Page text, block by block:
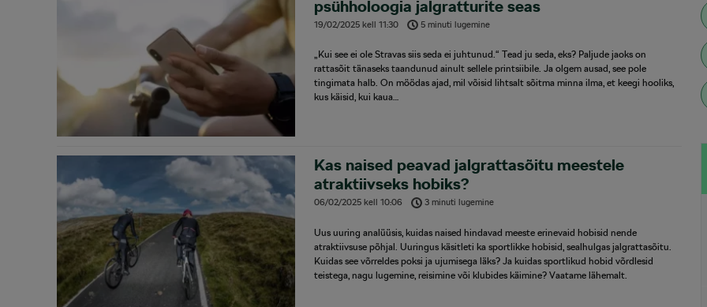
psühholoogia jalgratturite seas
19/02/2025 kell11:30 5 minuti lugemine
„Kui see ei ole Stravas siis seda ei juhtunud.“ Tead ju seda, eks? Paljude jaoks on
rattasõit tänaseks taandunud ainult sellele printsiibile. Ja olgem ausad, see pole
tingimata halb. On möödas ajad, mil võisid lihtsalt sõitma minna ilma, et keegi hooliks,
kus käisid, kui kaua…
Kas naised peavad jalgrattasõitu meestele
atraktiivseks hobiks?
06/02/2025 kell10:06 3 minuti lugemine
Uus uuring analüüsis, kuidas naised hindavad meeste erinevaid hobisid nende
atraktiivsuse põhjal. Uuringus käsitleti ka sportlikke hobisid, sealhulgas jalgrattasõitu.
Kuidas see võrreldes poksi ja ujumisega läks? Ja kuidas sportlikud hobid võrdlesid
teistega, nagu lugemine, reisimine või klubides käimine? Vaatame lähemalt.